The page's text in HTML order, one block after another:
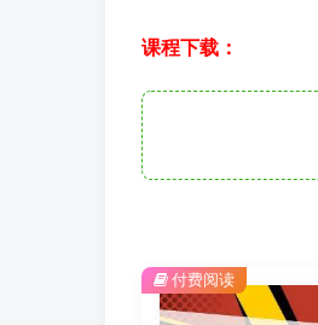
课程下载：
付费阅读